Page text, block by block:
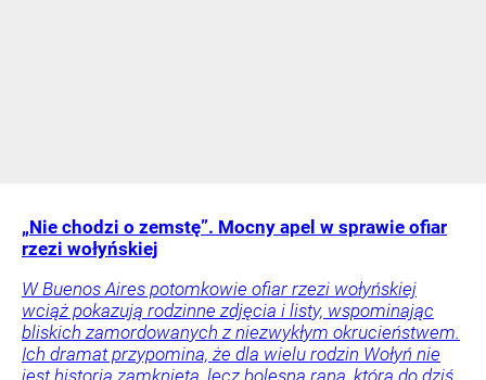
„Nie chodzi o zemstę”. Mocny apel w sprawie ofiar
rzezi wołyńskiej
W Buenos Aires potomkowie ofiar rzezi wołyńskiej
wciąż pokazują rodzinne zdjęcia i listy, wspominając
bliskich zamordowanych z niezwykłym okrucieństwem.
Ich dramat przypomina, że dla wielu rodzin Wołyń nie